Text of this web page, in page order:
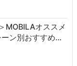
MOBILAオススメ
ン別おすすめ…